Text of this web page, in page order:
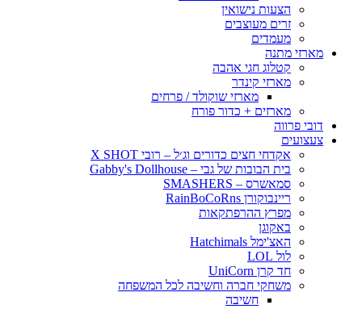
הצעות נישואין
זרים מעוצבים
מעמדים
מארזי מתנה
קטלוג חגי אהבה
מארזי קינדר
מארזי שוקולד / פרחים
מארזים + כדור פורח
דובי פרווה
צעצועים
אקדחי חצים כדורים וג׳ל – רובי X SHOT
בית הבובות של גבי – Gabby's Dollhouse
סמאשרס – SMASHERS
ריינבוקורן RainBoCoRns
מפרץ ההרפתקאות
באקוגן
האצ'ימל Hatchimals
לול LOL
חד קרן UniCorn
משחקי חברה וחשיבה לכל המשפחה
חשיבה